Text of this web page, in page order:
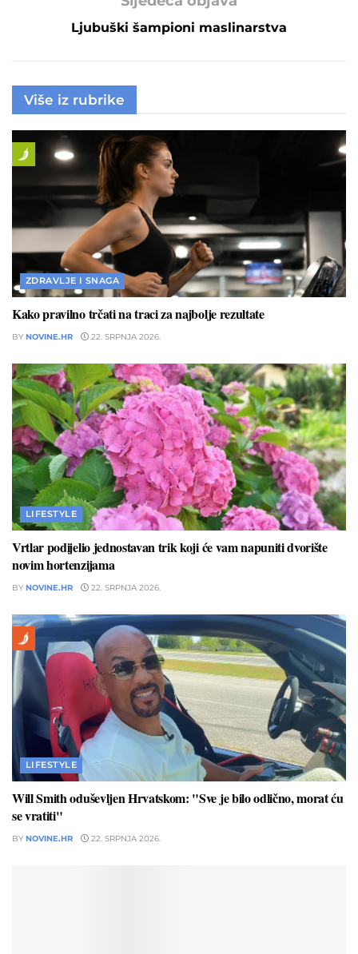
Ljubuški šampioni maslinarstva
Više iz rubrike
ZDRAVLJE I SNAGA
Kako pravilno trčati na traci za najbolje rezultate
BY NOVINE.HR 22. SRPNJA 2026.
LIFESTYLE
Vrtlar podijelio jednostavan trik koji će vam napuniti dvorište
novim hortenzijama
BY NOVINE.HR 22. SRPNJA 2026.
LIFESTYLE
Will Smith oduševljen Hrvatskom: "Sve je bilo odlično, morat ću
se vratiti"
BY NOVINE.HR 22. SRPNJA 2026.